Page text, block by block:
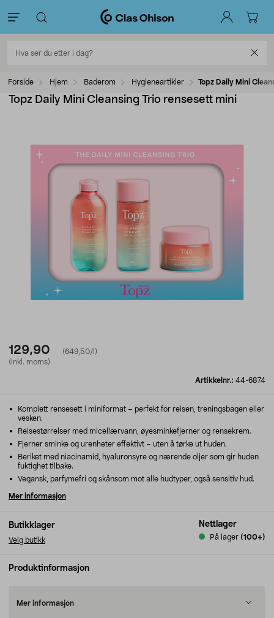
Forside Hjem Baderom Hygieneartikler Topz Daily Mini
Topz Daily Mini Cleansing Trio rensesett mini
129,90
(649,50/l)
(inkl. moms)
Artikkelnr.: 44-6874
Butikklager
Velg butikk
Nettlager
På lager (100+)
Komplett rensesett i miniformat – perfekt for reisen, treningsbagen eller
vesken.
Reisestørrelser med micellærvann, øyesminkefjerner og rensekrem.
Fjerner sminke og urenheter effektivt – uten å tørke ut huden.
Beriket med niacinamid, hyaluronsyre og nærende oljer som gir huden
fuktighet tilbake.
Vegansk, parfymefri og skånsom mot alle hudtyper, også sensitiv hud.
Mer informasjon
Produktinformasjon
Mer informasjon